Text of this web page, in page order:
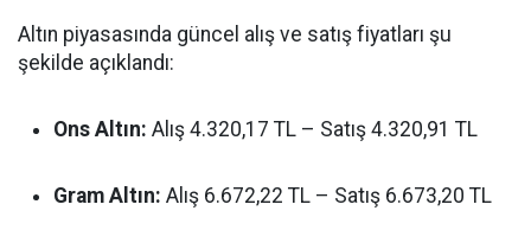
Altın piyasasında güncel alış ve satış fiyatları şu
şekilde açıklandı:
Ons Altın: Alış 4.320,17 TL – Satış 4.320,91 TL
Gram Altın: Alış 6.672,22 TL – Satış 6.673,20 TL